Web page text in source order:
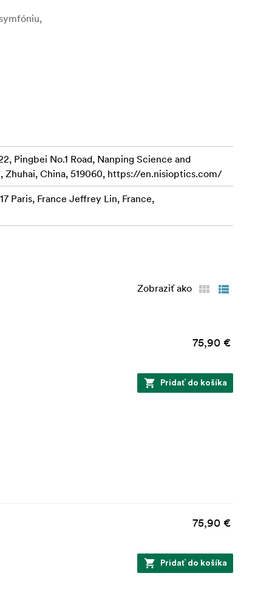
pokoja
na
ktoré
kvalitu,
vám
Pingbei No.1 Road, Nanping Science and
Zhuhai, China, 519060, https://en.nisioptics.com/
Paris, France Jeffrey Lin, France,
Zobraziť ako
75,90 €
Pridať do košíka
75,90 €
Pridať do košíka